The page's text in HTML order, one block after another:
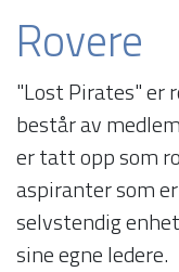
Rovere
"Lost Pirates" er
består av
er tatt opp som
aspiranter som
selvstendig
sine egne ledere.